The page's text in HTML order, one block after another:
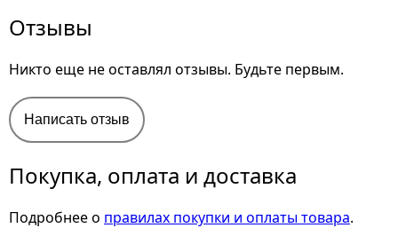
Отзывы
Никто еще не оставлял отзывы. Будьте первым.
Написать отзыв
Покупка, оплата и доставка
Подробнее о правилах покупки и оплаты товара.